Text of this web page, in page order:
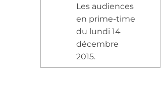
Les audiences
en prime-time
du lundi 14
décembre
2015.